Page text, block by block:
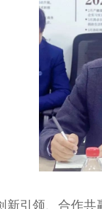
新引领、合作